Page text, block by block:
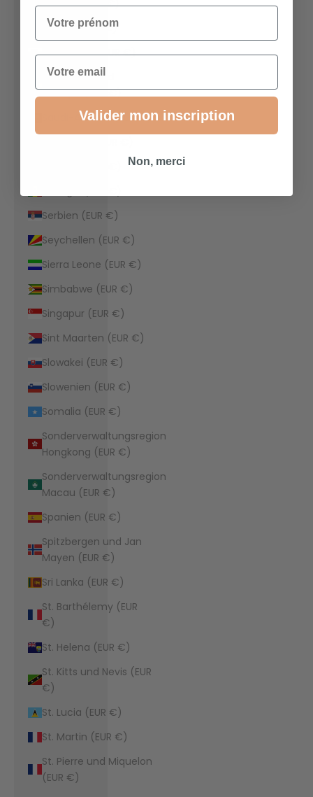
Sambia (EUR €)
Samoa (EUR €)
San Marino (EUR €)
São Tomé und
Príncipe (EUR €)
Saudi-Arabien (EUR €)
Serbien (EUR €)
Seychellen (EUR €)
Sierra Leone (EUR €)
Simbabwe (EUR €)
Singapur (EUR €)
Sint Maarten (EUR €)
Slowakei (EUR €)
Slowenien (EUR €)
Somalia (EUR €)
Sonderverwaltungsregion
Hongkong (EUR €)
Sonderverwaltungsregion
Macau (EUR €)
Spanien (EUR €)
Spitzbergen und Jan
Mayen (EUR €)
Sri Lanka (EUR €)
St. Barthélemy (EUR
€)
St. Helena (EUR €)
St. Kitts und Nevis (EUR
€)
St. Lucia (EUR €)
St. Martin (EUR €)
St. Pierre und Miquelon
(EUR €)
Votre prénom
Email
Valider mon inscription
Non, merci